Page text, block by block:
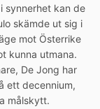
synnerhet kan de
skämde ut sig i
mot Österrike
kunna utmana.
De Jong har
ett decennium,
målskytt.